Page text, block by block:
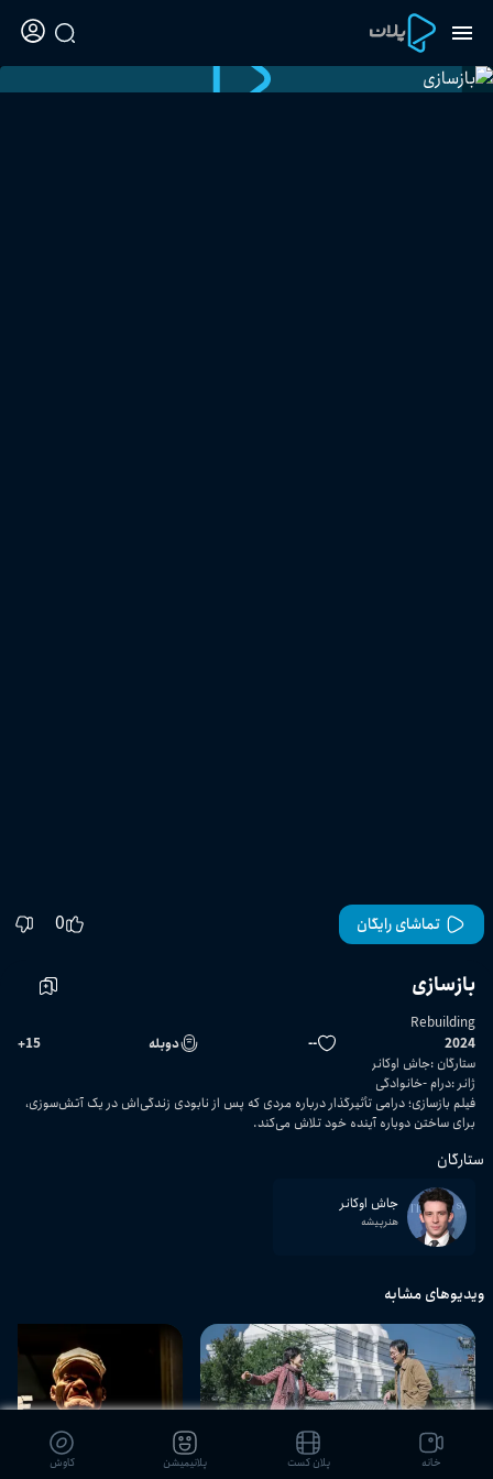
تماشای رایگان 0
بازسازی
Rebuilding
2024
-- دوبله 15
+
ستارگان :جاش اوکانر
ژانر :درام خانوادگی
فیلم بازسازی؛ درامی تأثیرگذار درباره مردی که پس از نابودی زندگی‌اش در یک آتش‌سوزی،
برای ساختن دوباره آینده خود تلاش می‌کند.
ستارگان
جاش اوکانر
هنرپیشه
ویدیوهای مشابه
خانه پلان کست پلانیمیشن کاوش